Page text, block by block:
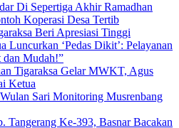
Di Sepertiga Akhir Ramadhan
Koperasi Desa Tertib
Beri Apresiasi Tinggi
Luncurkan ‘Pedas Dikit’: Pelayanan
Mudah!”
Tigaraksa Gelar MWKT, Agus
Ketua
Sari Monitoring Musrenbang
Tangerang Ke-393, Basnar Bacakan